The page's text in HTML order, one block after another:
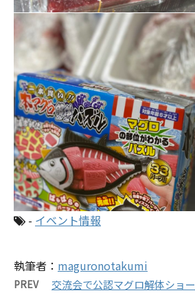
- イベント情報
執筆者： maguronotakumi
PREV 交流会で公認マグロ解体ショー